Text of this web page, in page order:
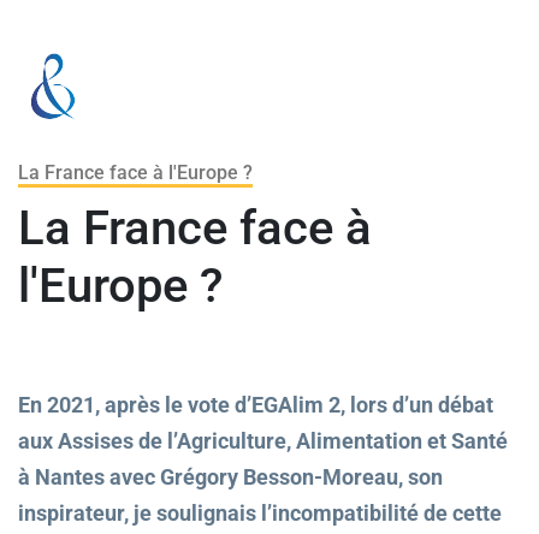
La France face à l'Europe ?
La France face à
l'Europe ?
En 2021, après le vote d’EGAlim 2, lors d’un débat
aux Assises de l’Agriculture, Alimentation et Santé
à Nantes avec Grégory Besson-Moreau, son
inspirateur, je soulignais l’incompatibilité de cette